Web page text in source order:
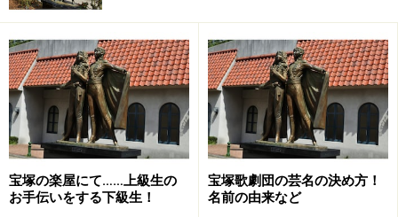
宝塚の楽屋にて……上級生の
お手伝いをする下級生！
宝塚歌劇団の芸名の決め方！
名前の由来など